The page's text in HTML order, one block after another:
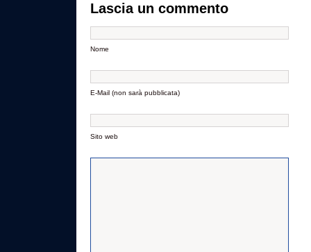
Lascia un commento
Nome
E-Mail (non sarà pubblicata)
Sito web